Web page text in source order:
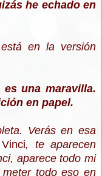
he echado en
en la versión
una maravilla.
en papel.
Verás en esa
Vinci, te aparecen
aparece todo mi
todo eso en